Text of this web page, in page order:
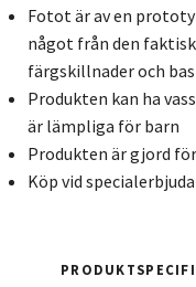
Fotot är av en
något från den
färgskillnader och bas
Produkten kan ha
är lämpliga för barn
Produkten är gjord
Köp vid